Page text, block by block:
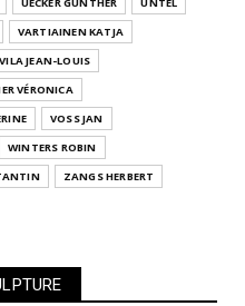
VARTIAINEN KATJA
VILA JEAN-LOUIS
VÉRONICA
VOSS JAN
WINTERS ROBIN
ZANGS HERBERT